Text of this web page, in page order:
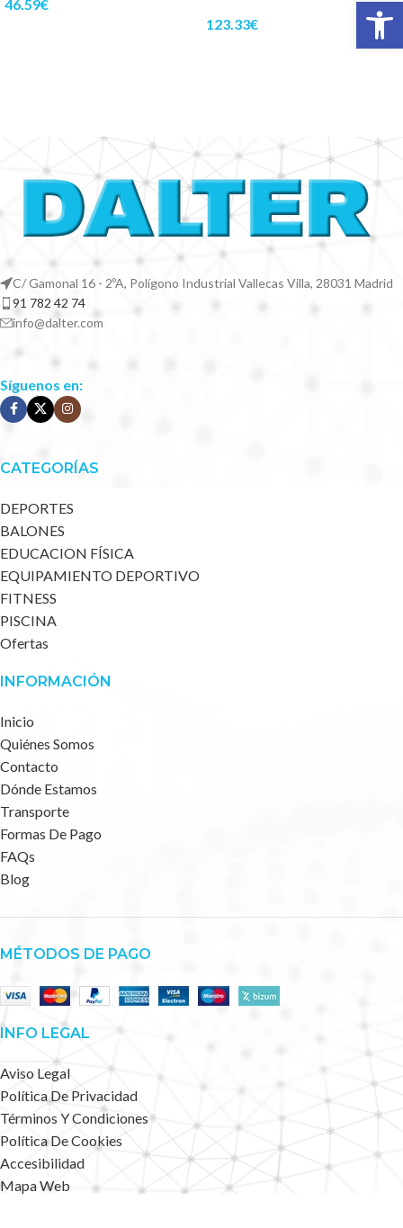
46.59€
123.33€
C/ Gamonal 16 - 2ºA, Polígono Industrial Vallecas Villa, 28031 Madrid
91 782 42 74
info@dalter.com
Síguenos en:
CATEGORÍAS
DEPORTES
BALONES
EDUCACION FÍSICA
EQUIPAMIENTO DEPORTIVO
FITNESS
PISCINA
Ofertas
INFORMACIÓN
Inicio
Quiénes Somos
Contacto
Dónde Estamos
Transporte
Formas De Pago
FAQs
Blog
MÉTODOS DE PAGO
INFO LEGAL
Aviso Legal
Política De Privacidad
Términos Y Condiciones
Política De Cookies
Accesibilidad
Mapa Web
Abrir